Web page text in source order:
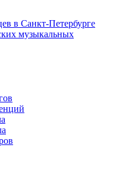
в Санкт-Петербурге
музыкальных